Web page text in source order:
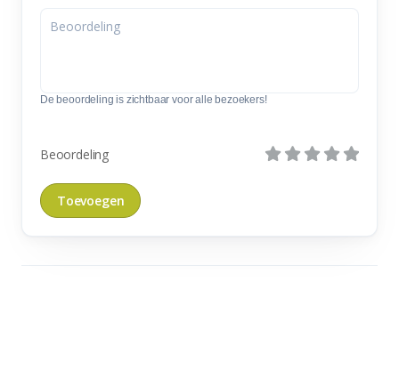
De beoordeling is zichtbaar voor alle bezoekers!
Beoordeling